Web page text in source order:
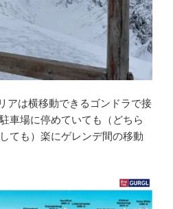
アは横移動できるゴンドラで接
車場に停めていても（どちら
ても）楽にゲレンデ間の移動